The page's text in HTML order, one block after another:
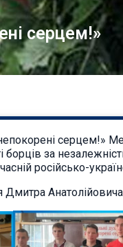
серцем!»
серцем!»
за
російсько-
Дмитра